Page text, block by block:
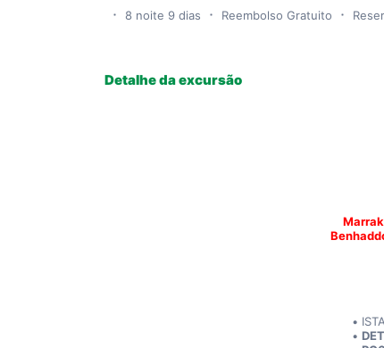
8 noite 9 dias Reembolso Gratuito
Detalhe da excursão